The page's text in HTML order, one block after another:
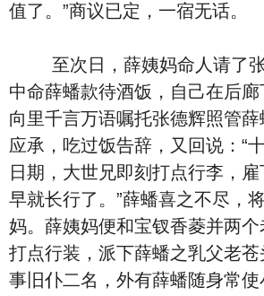
值了。”商议已定，一宿无话。
至次日，薛姨妈命人请了张
中命薛蟠款待酒饭，自己在后廊
向里千言万语嘱托张德辉照管
应承，吃过饭告辞，又回说：“
日期，大世兄即刻打点行李，
早就长行了。”薛蟠喜之不尽，
妈。薛姨妈便和宝钗香菱并两个
打点行装，派下薛蟠之乳父老
事旧仆二名，外有薛蟠随身常